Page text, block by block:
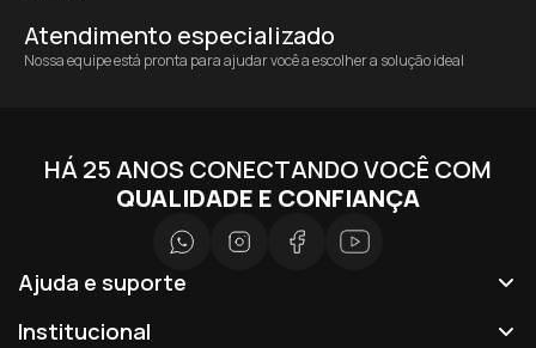
Atendimento especializado
Nossa equipe está pronta para ajudar você a escolher a solução ideal
HÁ 25 ANOS CONECTANDO VOCÊ COM
QUALIDADE E CONFIANÇA
Ajuda e suporte
Institucional